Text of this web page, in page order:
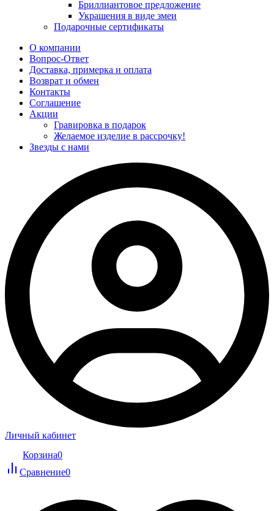
Бриллиантовое предложение
Украшения в виде змеи
Подарочные сертификаты
О компании
Вопрос-Ответ
Доставка, примерка и оплата
Возврат и обмен
Контакты
Соглашение
Акции
Гравировка в подарок
Желаемое изделие в рассрочку!
Звезды с нами
Личный кабинет
Корзина0
Сравнение0